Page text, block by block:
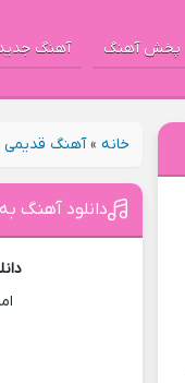
پخش آهنگ آهنگ
خانه »آهنگ قدیمی
دانلود آهنگ